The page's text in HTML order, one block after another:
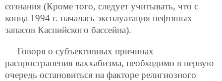
сознания (Кроме того, следует учитывать, что с
конца 1994 г. началась эксплуатация нефтяных
запасов Каспийского бассейна).
Говоря о субъективных причинах
распространения ваххабизма, необходимо в первую
очередь остановиться на факторе религиозного